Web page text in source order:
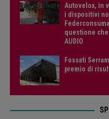
Autovelox, in
i dispositivi
questione che
AUDIO
Fossati
premio di